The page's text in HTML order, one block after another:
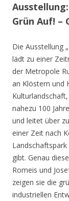
Grün Auf! –
Die Ausstellung
lädt zu einer
der Metropole
an Klöstern und
nahezu 100
und leitet über
einer Zeit nach
gibt. Genau
Romeis und
zeigen sie die
industriellen